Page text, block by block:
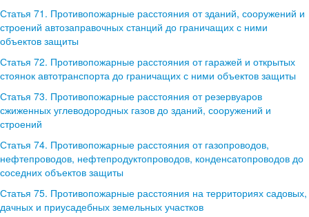
Статья 71. Противопожарные расстояния от зданий, сооружений и
строений автозаправочных станций до граничащих с ними
объектов защиты
Статья 72. Противопожарные расстояния от гаражей и открытых
стоянок автотранспорта до граничащих с ними объектов защиты
Статья 73. Противопожарные расстояния от резервуаров
сжиженных углеводородных газов до зданий, сооружений и
строений
Статья 74. Противопожарные расстояния от газопроводов,
нефтепроводов, нефтепродуктопроводов, конденсатопроводов до
соседних объектов защиты
Статья 75. Противопожарные расстояния на территориях садовых,
дачных и приусадебных земельных участков